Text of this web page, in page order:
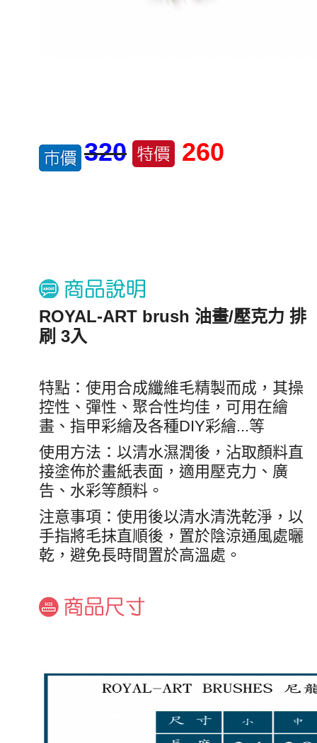
320 260
ROYAL-ART brush 油畫/壓克力 排
刷 3入
特點：使用合成纖維毛精製而成，其操
控性、彈性、聚合性均佳，可用在繪
畫、指甲彩繪及各種DIY彩繪...等
使用方法：以清水濕潤後，沾取顏料直
接塗佈於畫紙表面，適用壓克力、廣
告、水彩等顏料。
注意事項：使用後以清水清洗乾淨，以
手指將毛抹直順後，置於陰涼通風處曬
乾，避免長時間置於高溫處。